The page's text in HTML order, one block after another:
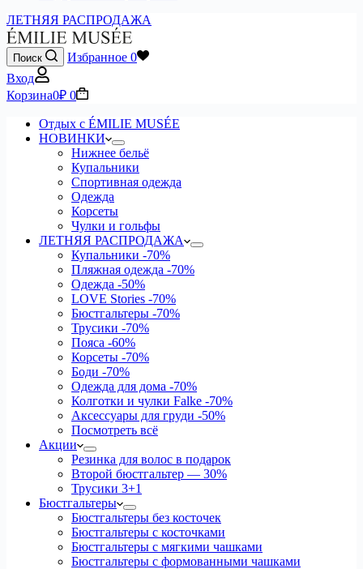
ЛЕТНЯЯ РАСПРОДАЖА
Поиск Избранное 0
Вход
Корзина0₽ 0
Отдых с ÉMILIE MUSÉE
НОВИНКИ
Нижнее бельё
Купальники
Спортивная одежда
Одежда
Корсеты
Чулки и гольфы
ЛЕТНЯЯ РАСПРОДАЖА
Купальники -70%
Пляжная одежда -70%
Одежда -50%
LOVE Stories -70%
Бюстгальтеры -70%
Трусики -70%
Пояса -60%
Корсеты -70%
Боди -70%
Одежда для дома -70%
Колготки и чулки Falke -70%
Аксессуары для груди -50%
Посмотреть всё
Акции
Резинка для волос в подарок
Второй бюстгальтер — 30%
Трусики 3+1
Бюстгальтеры
Бюстгальтеры без косточек
Бюстгальтеры с косточками
Бюстгальтеры с мягкими чашками
Бюстгальтеры с формованными чашками